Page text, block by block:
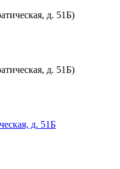
д. 51Б)
д. 51Б)
д. 51Б